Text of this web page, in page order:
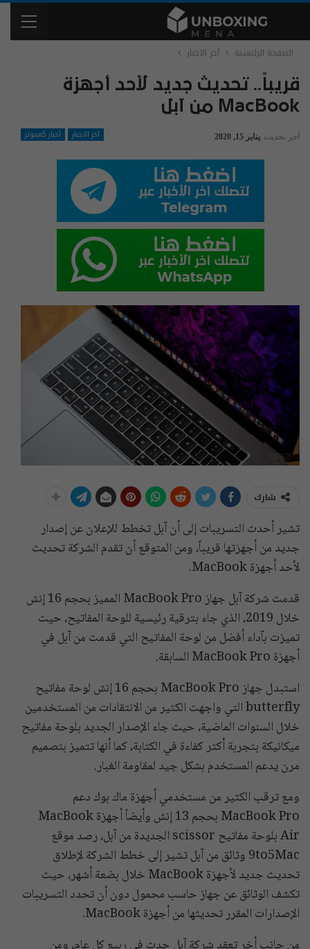
الصفحة الرئيسية آخر الاخبار
قريباً.. تحديث جديد لأحد أجهزة
MacBook من آبل
آخر الاخبار أخبار كمبيوتر آخر تحديث يناير 15, 2020
شارك
تشير أحدث التسريبات إلى أن آبل تخطط للإعلان عن إصدار
جديد من أجهزتها قريباً، ومن المتوقع أن تقدم الشركة تحديث
لأحد أجهزة MacBook.
قدمت شركة آبل جهاز MacBook Pro المميز بحجم 16 إنش
خلال 2019، الذي جاء بترقية رئيسية للوحة المفاتيح، حيث
تميزت بآداء أفضل من لوحة المفاتيح التي قدمت من آبل في
أجهزة MacBook Pro السابقة.
استبدل جهاز MacBook Pro بحجم 16 إنش لوحة مفاتيح
butterfly التي واجهت الكثير من الانتقادات من المستخدمين
خلال السنوات الماضية، حيث جاء الإصدار الجديد بلوحة مفاتيح
ميكانيكة بتجربة أكثر كفاءة في الكتابة، كما أنها تتميز بتصميم
مرن يدعم المستخدم بشكل جيد لمقاومة الغبار.
ومع ترقب الكثير من مستخدمي أجهزة ماك بوك دعم
MacBook Pro بحجم 13 إنش وأيضاً أجهزة MacBook
Air بلوحة مفاتيح scissor الجديدة من آبل، رصد موقع
9to5Mac وثائق من آبل تشير إلى خطط الشركة لإطلاق
تحديث جديد لأجهزة MacBook خلال بضعة أشهر، حيث
تكشف الوثائق عن جهاز حاسب محمول دون أن تحدد التسريبات
الإصدارات المقرر تحديثها من أجهزة MacBook.